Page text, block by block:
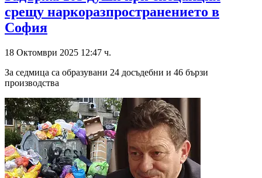
срещу наркоразпространението в
София
18 Октомври 2025 12:47 ч.
За седмица са образувани 24 досъдебни и 46 бързи
производства